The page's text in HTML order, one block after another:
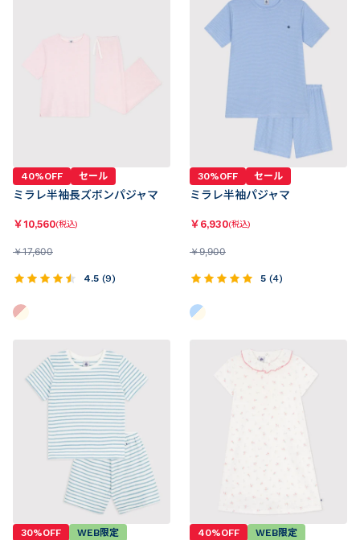
40%OFF セール
ミラレ半袖長ズボンパジャマ
￥10,560(税込)
￥17,600
4.5 (9)
30%OFF セール
ミラレ半袖パジャマ
￥ 6,930(税込)
￥9,900
5 (4)
30%OFF
WEB限定
40%OFF
WEB限定